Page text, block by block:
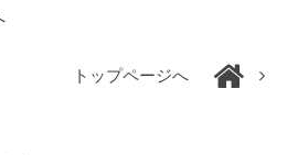
トップページへ